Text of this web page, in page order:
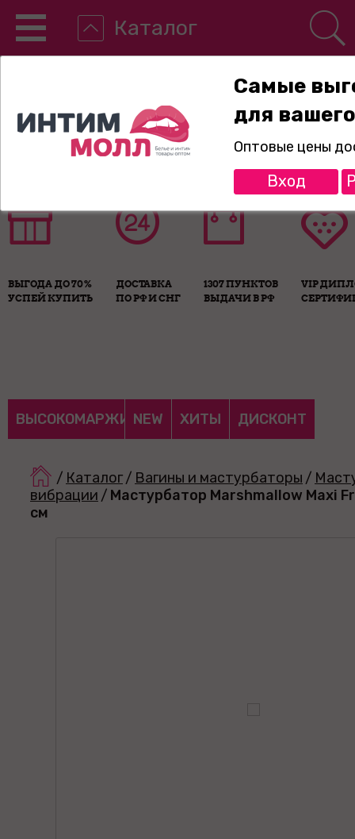
Каталог
8-800-775-89-65
ВЫГОДА ДО 70%
УСПЕЙ КУПИТЬ
ДОСТАВКА
ПО РФ И СНГ
1307 ПУНКТОВ
ВЫДАЧИ В РФ
VIP
ВЫСОКОМАРЖИНАЛЬНЫЕ
NEW ХИТЫ ДИСКОНТ
/ Каталог/ Вагины и мастурбаторы /
вибрации / Мастурбатор Marshmallow Maxi
см
Самые
для
Оптовые цены
Вход